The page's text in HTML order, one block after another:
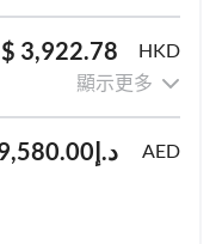
$ 3,922.78
HKD
顯示更多
د.إ419,580.00 AED